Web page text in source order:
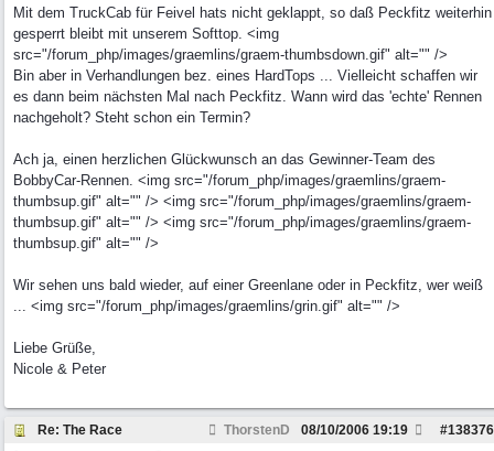
Mit dem TruckCab für Feivel hats nicht geklappt, so daß Peckfitz weiterhin
gesperrt bleibt mit unserem Softtop. <img
src="/forum_php/images/graemlins/graem-thumbsdown.gif" alt="" />
Bin aber in Verhandlungen bez. eines HardTops ... Vielleicht schaffen wir
es dann beim nächsten Mal nach Peckfitz. Wann wird das 'echte' Rennen
nachgeholt? Steht schon ein Termin?
Ach ja, einen herzlichen Glückwunsch an das Gewinner-Team des
BobbyCar-Rennen. <img src="/forum_php/images/graemlins/graem-
thumbsup.gif" alt="" /> <img src="/forum_php/images/graemlins/graem-
thumbsup.gif" alt="" /> <img src="/forum_php/images/graemlins/graem-
thumbsup.gif" alt="" />
Wir sehen uns bald wieder, auf einer Greenlane oder in Peckfitz, wer weiß
... <img src="/forum_php/images/graemlins/grin.gif" alt="" />
Liebe Grüße,
Nicole & Peter
Re: The Race ThorstenD #138376
08/10/2006 19:19